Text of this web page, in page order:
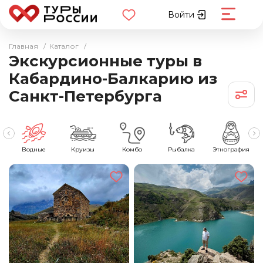
Войти
Главная / Каталог /
Экскурсионные туры в
Кабардино-Балкарию из
Санкт-Петербурга
Водные Круизы Комбо Рыбалка Этнография